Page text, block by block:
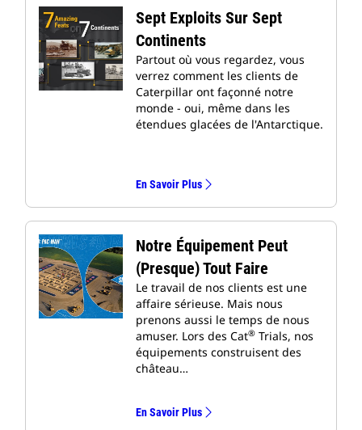
Sept Exploits Sur Sept
Continents
Partout où vous regardez, vous
verrez comment les clients de
Caterpillar ont façonné notre
monde - oui, même dans les
étendues glacées de l'Antarctique.
En Savoir Plus
Notre Équipement Peut
(presque) Tout Faire
Le travail de nos clients est une
affaire sérieuse. Mais nous
prenons aussi le temps de nous
amuser. Lors des Cat® Trials, nos
équipements construisent des
château…
En Savoir Plus